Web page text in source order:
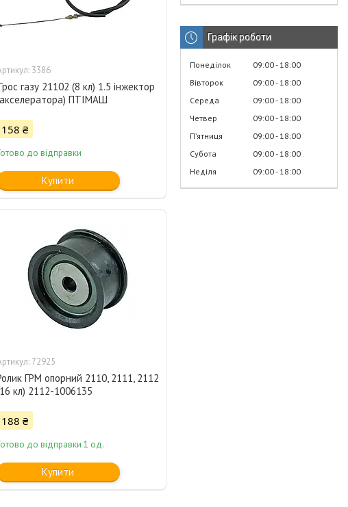
3386
газу 21102 (8 кл) 1.5 інжектор
ПТІМАШ
158 ₴
до відправки
Купити
72925
ГРМ опорний 2110, 2111, 2112
кл) 2112-1006135
188 ₴
до відправки 1 од.
Купити
Графік роботи
Понеділок 09:00 18:00
Вівторок
09:00 18:00
Середа
09:00 18:00
Четвер
09:00 18:00
Пʼятниця
09:00 18:00
Субота
09:00 18:00
Неділя
09:00 18:00